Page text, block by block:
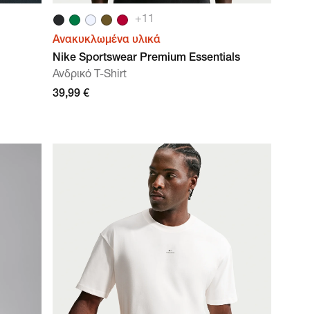
+ 11
Ανακυκλωμένα υλικά
Nike Sportswear Premium Essentials
Ανδρικό T-Shirt
39,99 €